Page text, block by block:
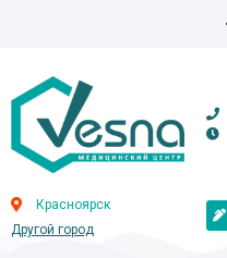
Красноярск
Другой город